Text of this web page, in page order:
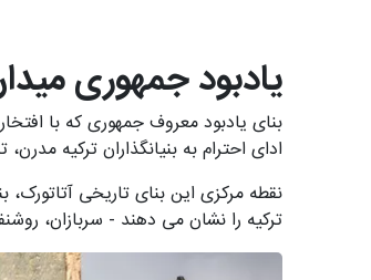
یادبود جمهوری
بنای یادبود معروف جمهوری که با
ادای احترام به بنیانگذاران ترکیه
نقطه مرکزی این بنای تاریخی
ترکیه را نشان می دهند - سربازان،